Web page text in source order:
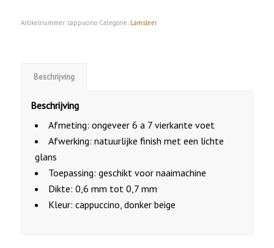
Artikelnummer: cappucino Categorie: Lamsleer
Beschrijving
Beschrijving
Afmeting: ongeveer 6 a 7 vierkante voet
Afwerking: natuurlijke finish met een lichte
glans
Toepassing: geschikt voor naaimachine
Dikte: 0,6 mm tot 0,7 mm
Kleur: cappuccino, donker beige